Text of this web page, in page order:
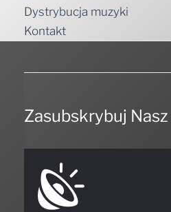
Dystrybucja muzyki
Kontakt
Zasubskrybuj